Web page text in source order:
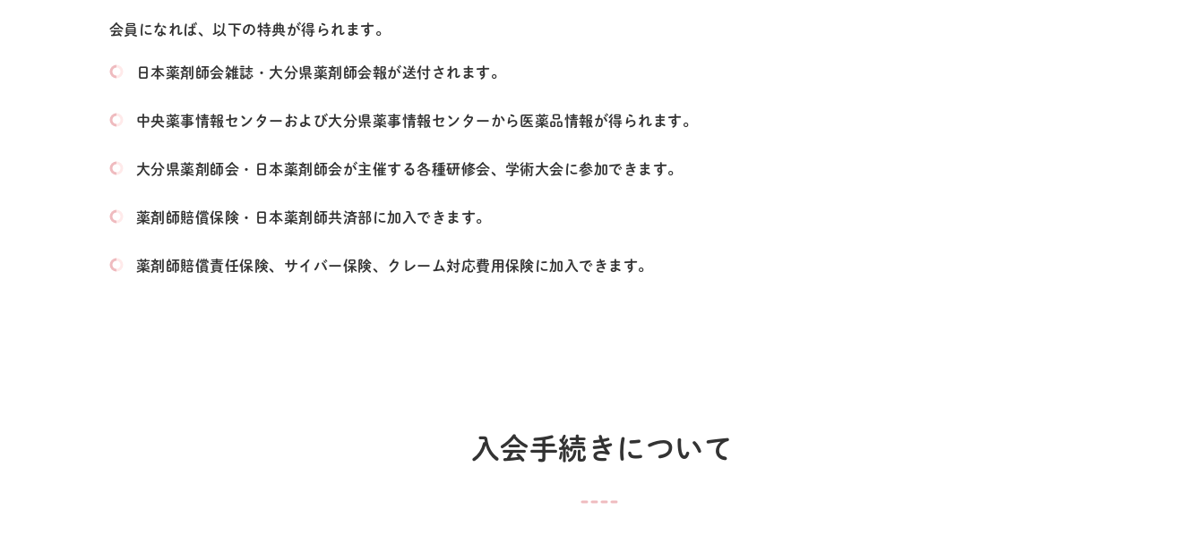
会員になれば、以下の特典が得られます。
日本薬剤師会雑誌・大分県薬剤師会報が送付されます。
中央薬事情報センターおよび大分県薬事情報センターから医薬品情報が得られます。
大分県薬剤師会・日本薬剤師会が主催する各種研修会、学術大会に参加できます。
薬剤師賠償保険・日本薬剤師共済部に加入できます。
薬剤師賠償責任保険、サイバー保険、クレーム対応費用保険に加入できます。
入会手続きについて